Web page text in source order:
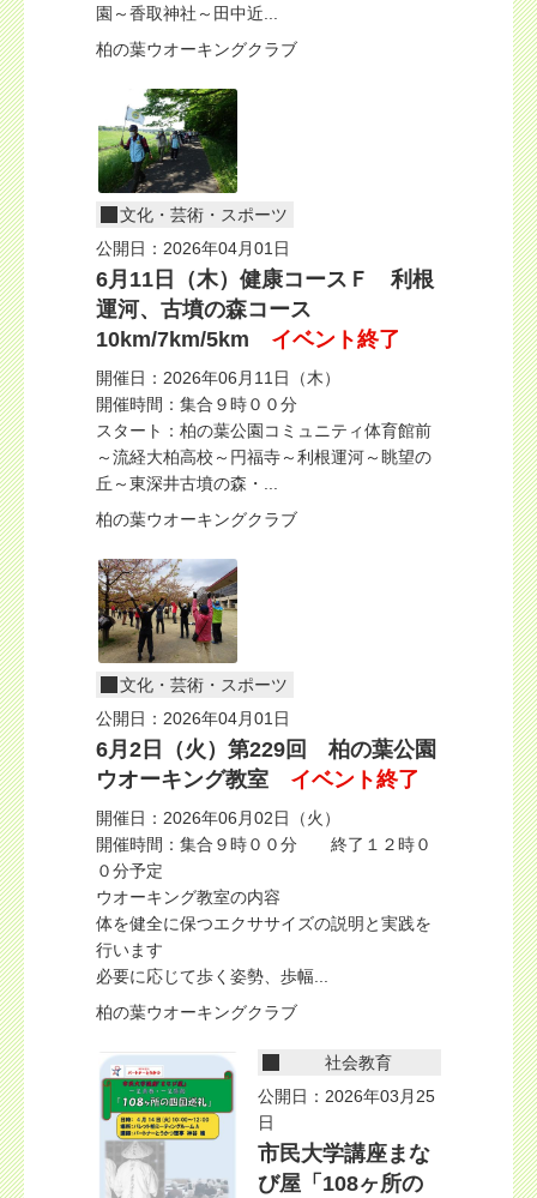
園～香取神社～田中近...
柏の葉ウオーキングクラブ
文化・芸術・スポーツ
公開日：2026年04月01日
6月11日（木）健康コースＦ 利根
運河、古墳の森コース
10km/7km/5km
イベント終了
開催日：2026年06月11日（木）
開催時間：集合９時００分
スタート：柏の葉公園コミュニティ体育館前
～流経大柏高校～円福寺～利根運河～眺望の
丘～東深井古墳の森・...
柏の葉ウオーキングクラブ
文化・芸術・スポーツ
公開日：2026年04月01日
6月2日（火）第229回 柏の葉公園
ウオーキング教室
イベント終了
開催日：2026年06月02日（火）
開催時間：集合９時００分 終了１２時０
０分予定
ウオーキング教室の内容
体を健全に保つエクササイズの説明と実践を
行います
必要に応じて歩く姿勢、歩幅...
柏の葉ウオーキングクラブ
社会教育
公開日：2026年03月25
日
市民大学講座まな
び屋「108ヶ所の